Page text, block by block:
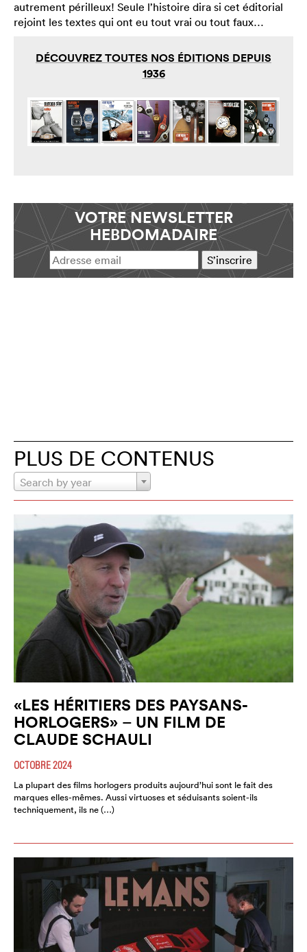
autrement périlleux! Seule l’histoire dira si cet éditorial
rejoint les textes qui ont eu tout vrai ou tout faux…
DÉCOUVREZ TOUTES NOS ÉDITIONS DEPUIS
1936
VOTRE NEWSLETTER
HEBDOMADAIRE
PLUS DE CONTENUS
Search by year
«LES HÉRITIERS DES PAYSANS-
HORLOGERS» – UN FILM DE
CLAUDE SCHAULI
OCTOBRE 2024
La plupart des films horlogers produits aujourd’hui sont le fait des
marques elles-mêmes. Aussi virtuoses et séduisants soient-ils
techniquement, ils ne (…)